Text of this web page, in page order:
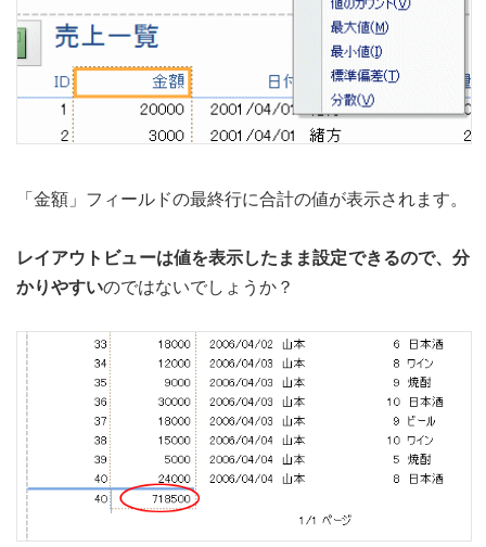
「金額」フィールドの最終行に合計の値が表示されます。
レイアウトビューは値を表示したまま設定できるので、分
かりやすいのではないでしょうか？